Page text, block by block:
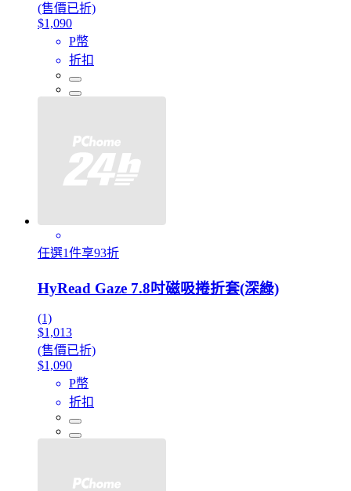
(售價已折)
$1,090
P幣
折扣
任選1件享93折
HyRead Gaze 7.8吋磁吸捲折套(深綠)
(1)
$1,013
(售價已折)
$1,090
P幣
折扣